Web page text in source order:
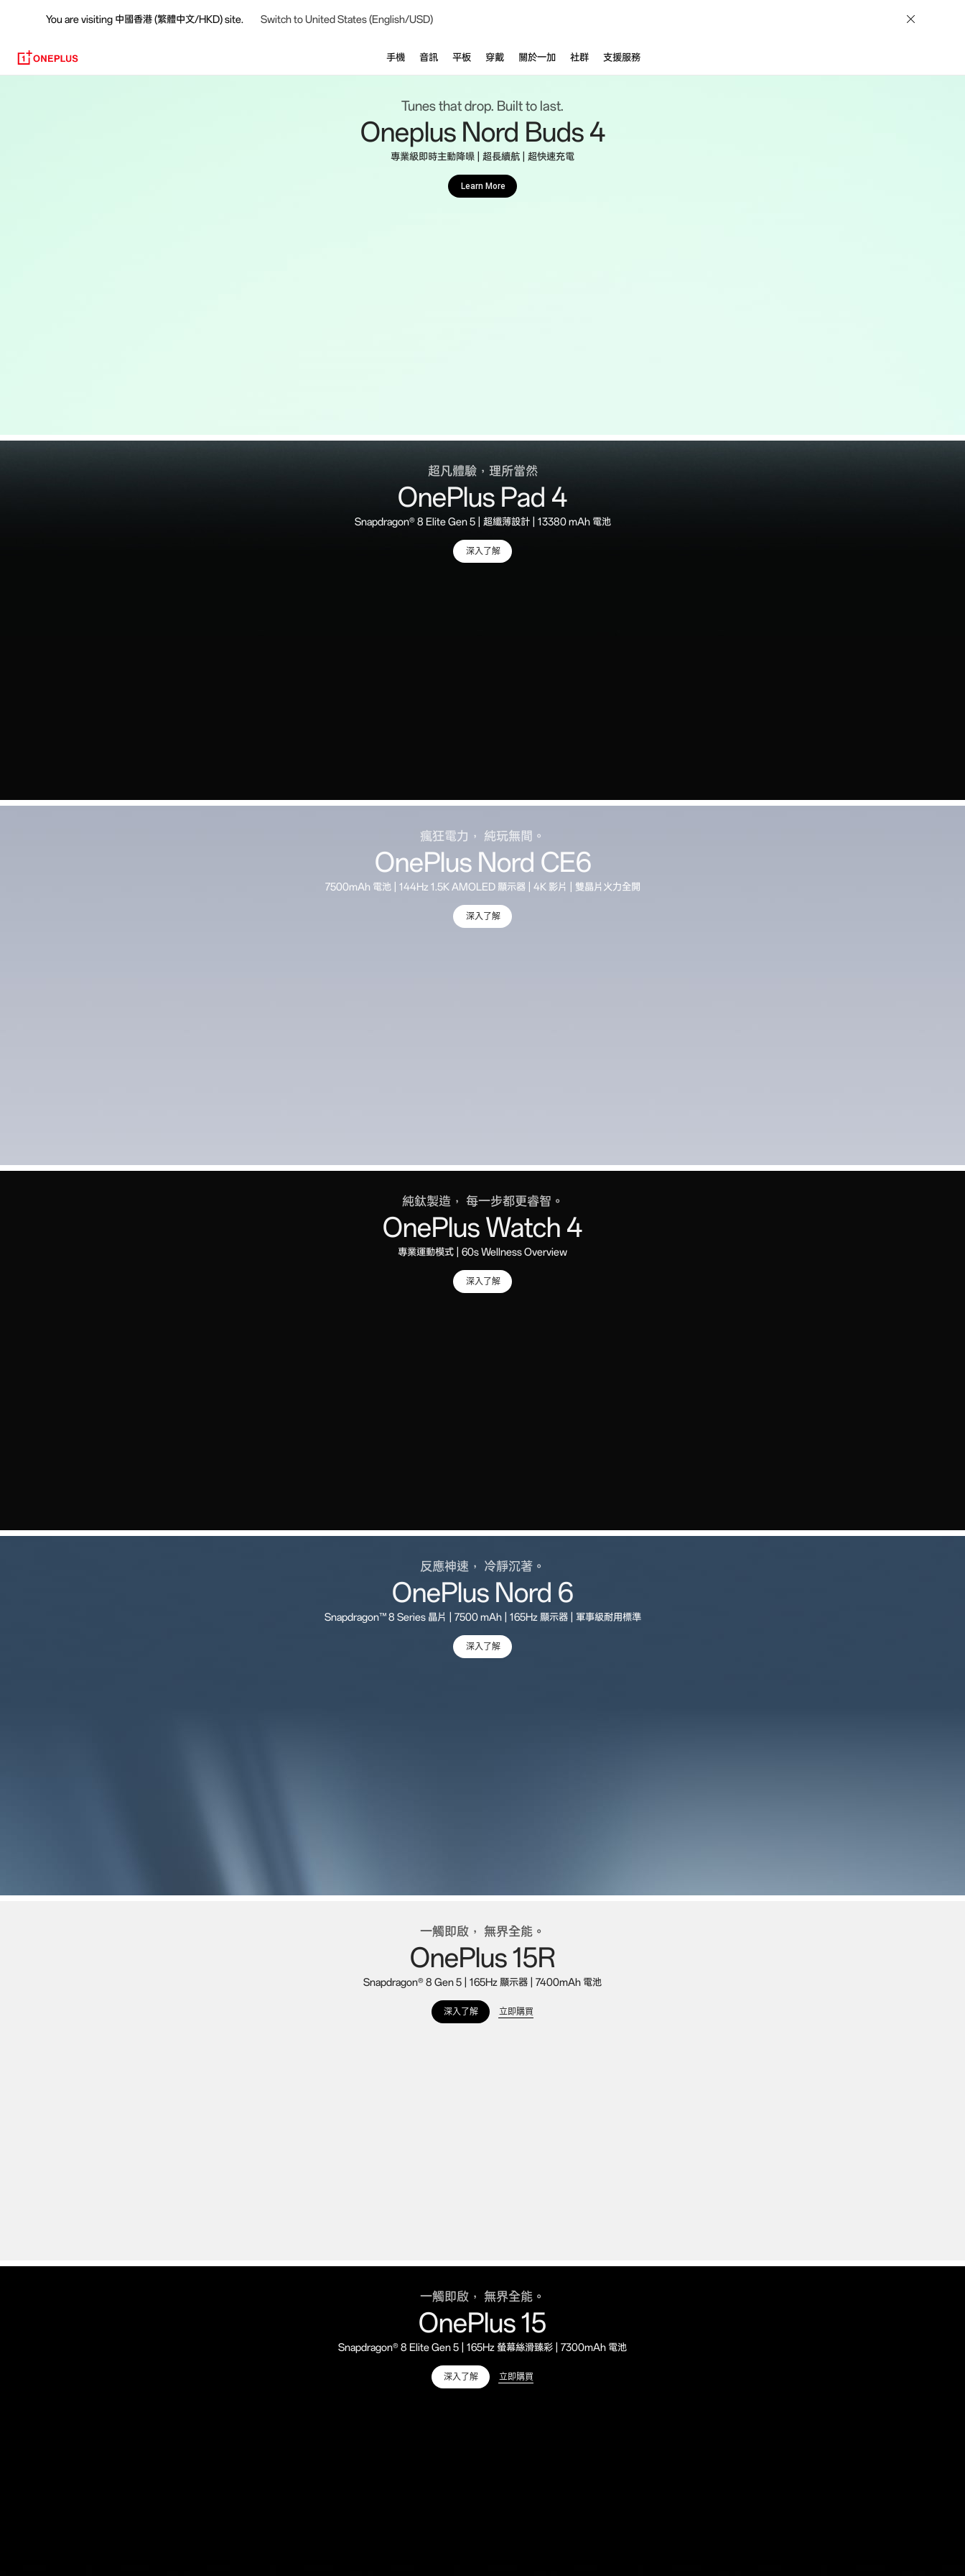
You are visiting 中國香港 (繁體中文/HKD) site. Switch to United States (English/USD)
手機 音訊 平板 穿戴 關於一加 社群 支援服務
Tunes that drop. Built to last.
Oneplus Nord Buds 4
專業級即時主動降噪 | 超長續航 | 超快速充電
Learn More
超凡體驗，理所當然
OnePlus Pad 4
Snapdragon® 8 Elite Gen 5 | 超纖薄設計 | 13380 mAh 電池
深入了解
瘋狂電力， 純玩無間。
OnePlus Nord CE6
7500mAh 電池 | 144Hz 1.5K AMOLED 顯示器 | 4K 影片 | 雙晶片火力全開
深入了解
純鈦製造， 每一步都更睿智。
OnePlus Watch 4
專業運動模式 | 60s Wellness Overview
深入了解
反應神速， 冷靜沉著。
OnePlus Nord 6
Snapdragon™ 8 Series 晶片 | 7500 mAh | 165Hz 顯示器 | 軍事級耐用標準
深入了解
一觸即啟， 無界全能。
OnePlus 15R
Snapdragon® 8 Gen 5 | 165Hz 顯示器 | 7400mAh 電池
深入了解 立即購買
一觸即啟， 無界全能。
OnePlus 15
Snapdragon® 8 Elite Gen 5 | 165Hz 螢幕絲滑臻彩 | 7300mAh 電池
深入了解 立即購買